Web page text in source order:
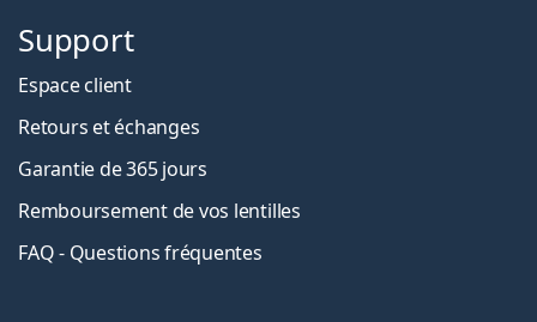
Support
Espace client
Retours et échanges
Garantie de 365 jours
Remboursement de vos lentilles
FAQ - Questions fréquentes